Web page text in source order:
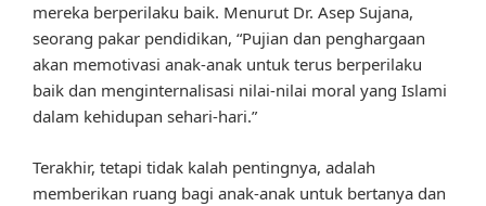
mereka berperilaku baik. Menurut Dr. Asep Sujana,
seorang pakar pendidikan, “Pujian dan penghargaan
akan memotivasi anak-anak untuk terus berperilaku
baik dan menginternalisasi nilai-nilai moral yang Islami
dalam kehidupan sehari-hari.”
Terakhir, tetapi tidak kalah pentingnya, adalah
memberikan ruang bagi anak-anak untuk bertanya dan